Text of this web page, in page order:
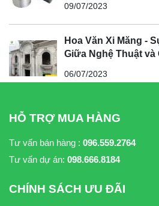
09/07/2023
Hoa Văn Xi Măng -
Giữa Nghệ Thuật
06/07/2023
HỖ TRỢ MUA HÀNG
Tư vấn bán hàng : 096.559.2764
Tư vấn dự án: 098.666.8184
CHÍNH SÁCH ƯU ĐÃI